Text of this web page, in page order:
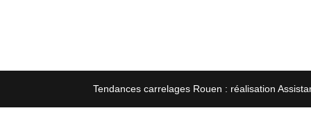
Tendances carrelages Rouen : réalisation